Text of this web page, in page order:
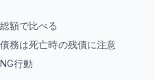
額で比べる
務は死亡時の残債に注意
行動